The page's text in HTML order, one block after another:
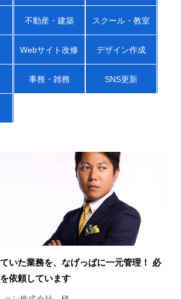
不動産・建築 スクール・教室
Webサイト改修 デザイン作成
事務・雑務 SNS更新
いた業務を、なげっぱに一元管理！ 必
依頼しています